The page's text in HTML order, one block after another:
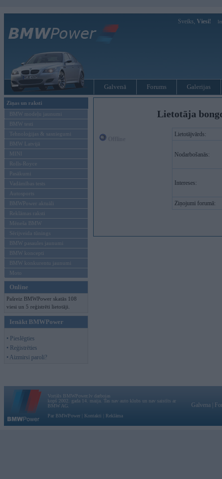
Sveiks, Viesi!
Galvenā Forums Galerijas
Ziņas un raksti
BMW modeļu jaunumi
BMW testi
Tehnoloģijas & sasniegumi
BMW Latvijā
MINI
Rolls-Royce
Pasākumi
Vadāmības tests
Autosports
BMWPower aktuāli
Reklāmas raksti
Mēneša BMW
Sērijveida tūnings
BMW pasaules jaunumi
BMW koncepti
BMW konkurentu jaunumi
Moto
Online
Pašreiz BMWPower skatās 108
viesi un 5 reģistrēti lietotāji.
Ienākt BMWPower
• Pieslēgties
• Reģistrēties
• Aizmirsi paroli?
Lietotāja
Lietotājvārds:
Nodarbošanās:
Intereses:
Ziņojumi forumā:
Vortāls BMWPower.lv darbojas
kopš 2002. gada 14. maija. Tas nav auto klubs un nav saistīts ar
BMW AG.
Par BMWPower
Kontakti Reklāma
Galvena